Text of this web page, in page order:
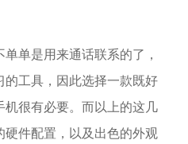
单是用来通话联系的了，
的工具，因此选择一款既好
机很有必要。而以上的这几
硬件配置，以及出色的外观